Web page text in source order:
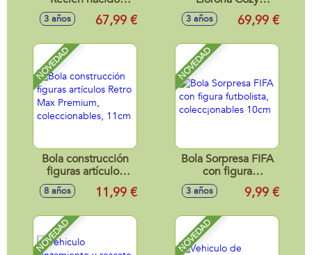
Llorona con Pijama
Rosa 42 Cm
3 años 67,99 €
Friends 42 Cm
cuerpo de tela y
sonido.
3 años 69,99 €
NOVEDAD
Bola construcción
figuras artículos
Retro Max
Premium,
11cm
8 años 11,99 €
NOVEDAD
Bola Sorpresa FIFA
con figura
futbolista,
colecc¡onables
3 años 9,99 €
NOVEDAD NOVEDAD